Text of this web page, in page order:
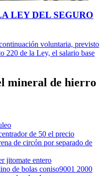
LEY DEL SEGURO
voluntaria, previsto
220 de la Ley, el salario base
mineral de hierro
de 50 el precio
de circón por separado de
jitomate entero
de bolas coniso9001 2000